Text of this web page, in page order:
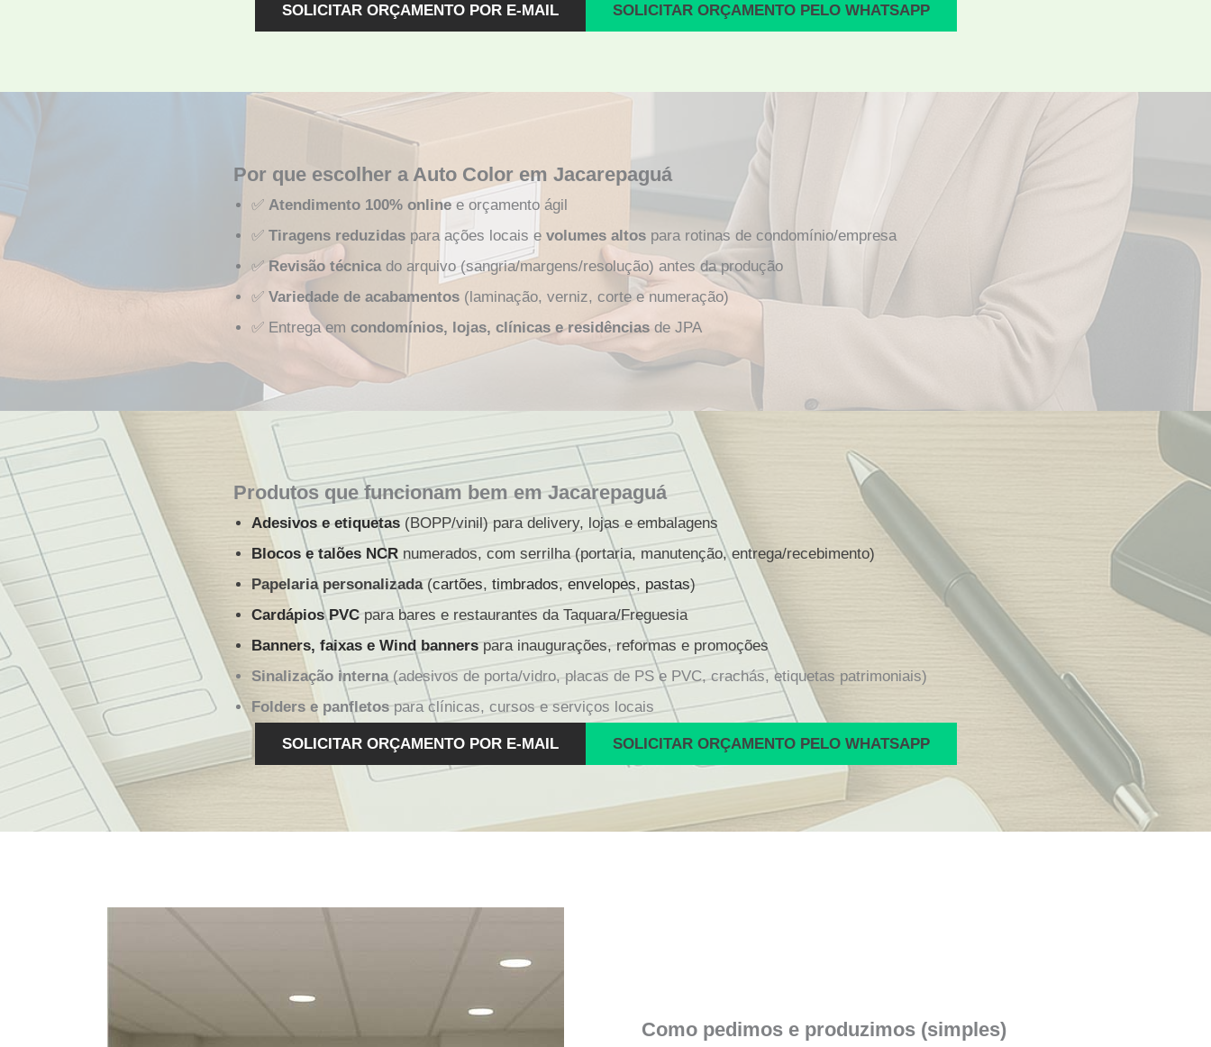
SOLICITAR ORÇAMENTO POR E-MAIL SOLICITAR ORÇAMENTO PELO WHATSAPP
Por que escolher a Auto Color em Jacarepaguá
✅ Atendimento 100% online e orçamento ágil
✅ Tiragens reduzidas para ações locais e volumes altos para rotinas de condomínio/empresa
✅ Revisão técnicado arquivo (sangria/margens/resolução) antes da produção
✅ Variedade de acabamentos (laminação, verniz, corte e numeração)
✅ Entrega em condomínios, lojas, clínicas e residências de JPA
Produtos que funcionam bem em Jacarepaguá
Adesivos e etiquetas (BOPP/vinil) para delivery, lojas e embalagens
Blocos e talões NCR numerados, com serrilha (portaria, manutenção, entrega/recebimento)
Papelaria personalizada(cartões, timbrados,envelopes, pastas)
Cardápios PVCpara bares e restaurantes da Taquara/Freguesia
Banners, faixas e Wind bannerspara inaugurações, reformas e promoções
Sinalização interna(adesivos de porta/vidro, placas de PS e PVC, crachás, etiquetas patrimoniais)
Folders e panfletospara clínicas, cursos e serviços locais
SOLICITAR ORÇAMENTO POR E-MAIL SOLICITAR ORÇAMENTO PELO WHATSAPP
Como pedimos e produzimos (simples)